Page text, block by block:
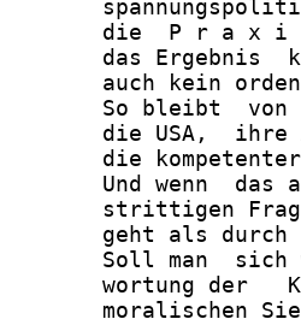
die  P r a x i
das Ergebnis
auch kein
So bleibt  von
die USA,  ihre
die
Und wenn  das
strittigen
geht als durch
Soll man  sich
wortung der
moralischen